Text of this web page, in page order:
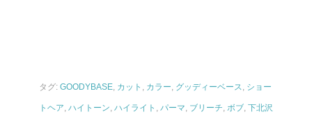
タグ: GOODYBASE, カット , カラー, グッディーベース, ショー
トヘア, ハイトーン, ハイライト , パーマ, ブリーチ, ボブ, 下北沢